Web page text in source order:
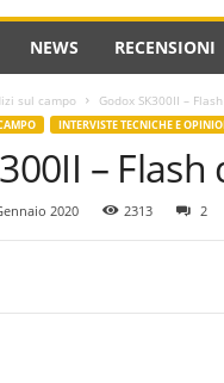
NEWS RECENSIONI
sul campo Godox SK300II –
INTERVISTE TECNICHE E
–
2020 2313 2